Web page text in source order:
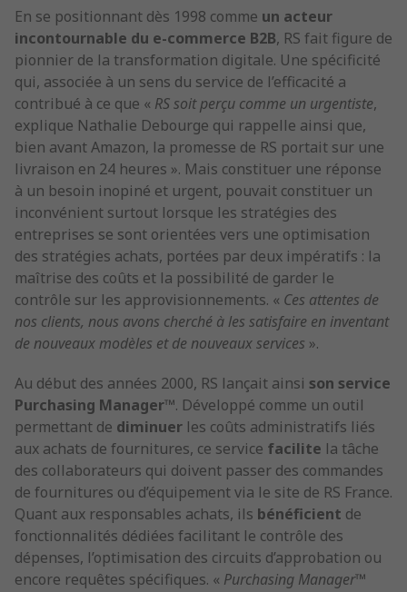
En se positionnant dès 1998 comme un acteur
incontournable du e-commerce B2B, RS fait figure de
pionnier de la transformation digitale. Une spécificité
qui, associée à un sens du service de l’efficacité a
contribué à ce que « RS soit perçu comme un urgentiste,
explique Nathalie Debourge qui rappelle ainsi que,
bien avant Amazon, la promesse de RS portait sur une
livraison en 24 heures ». Mais constituer une réponse
à un besoin inopiné et urgent, pouvait constituer un
inconvénient surtout lorsque les stratégies des
entreprises se sont orientées vers une optimisation
des stratégies achats, portées par deux impératifs : la
maîtrise des coûts et la possibilité de garder le
contrôle sur les approvisionnements. « Ces attentes de
nos clients, nous avons cherché à les satisfaire en inventant
de nouveaux modèles et de nouveaux services ».
Au début des années 2000, RS lançait ainsi son service
Purchasing Manager™. Développé comme un outil
permettant de diminuer les coûts administratifs liés
aux achats de fournitures, ce service facilite la tâche
des collaborateurs qui doivent passer des commandes
de fournitures ou d’équipement via le site de RS France.
Quant aux responsables achats, ils bénéficient de
fonctionnalités dédiées facilitant le contrôle des
dépenses, l’optimisation des circuits d’approbation ou
encore requêtes spécifiques. « Purchasing Manager™